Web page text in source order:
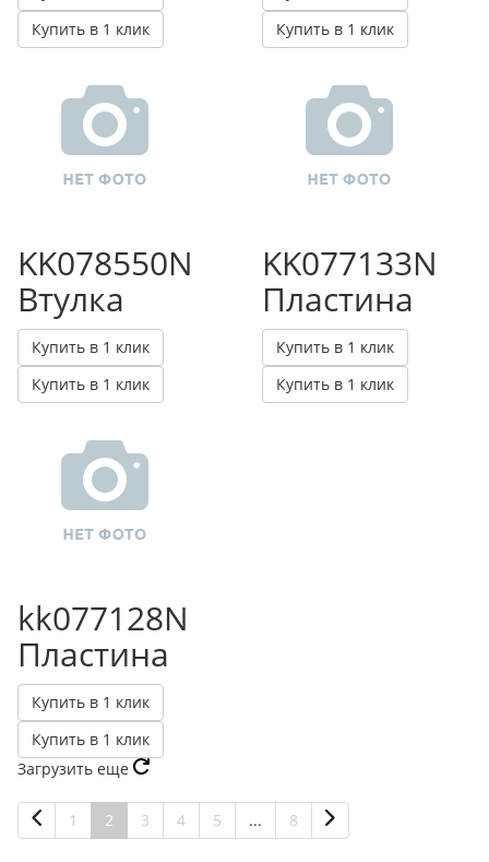
Купить в 1 клик
Купить в 1 клик
KK078550N
Втулка
Купить в 1 клик
Купить в 1 клик
KK077133N
Пластина
Купить в 1 клик
Купить в 1 клик
kk077128N
Пластина
Купить в 1 клик
Купить в 1 клик
Загрузить еще
1 2 3 4 5 ... 8